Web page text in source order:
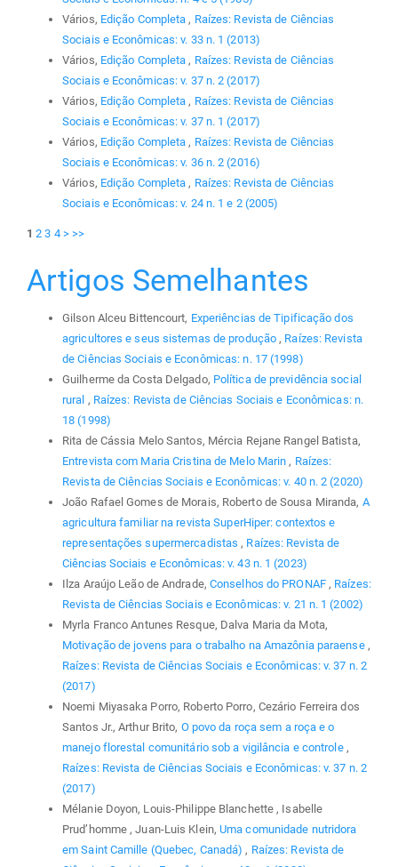
Vários, Edição Completa , Raízes: Revista de Ciências
Sociais e Econômicas: v. 33 n. 1 (2013)
Vários, Edição Completa , Raízes: Revista de Ciências
Sociais e Econômicas: v. 37 n. 2 (2017)
Vários, Edição Completa , Raízes: Revista de Ciências
Sociais e Econômicas: v. 37 n. 1 (2017)
Vários, Edição Completa , Raízes: Revista de Ciências
Sociais e Econômicas: v. 36 n. 2 (2016)
Vários, Edição Completa , Raízes: Revista de Ciências
Sociais e Econômicas: v. 24 n. 1 e 2 (2005)
1 2 3 4 > >>
Artigos Semelhantes
Gilson Alceu Bittencourt, Experiências de Tipificação dos
agricultores e seus sistemas de produção , Raízes: Revista
de Ciências Sociais e Econômicas: n. 17 (1998)
Guilherme da Costa Delgado, Política de previdência social
rural , Raízes: Revista de Ciências Sociais e Econômicas: n.
18 (1998)
Rita de Cássia Melo Santos, Mércia Rejane Rangel Batista,
Entrevista com Maria Cristina de Melo Marin , Raízes:
Revista de Ciências Sociais e Econômicas: v. 40 n. 2 (2020)
João Rafael Gomes de Morais, Roberto de Sousa Miranda, A
agricultura familiar na revista SuperHiper: contextos e
representações supermercadistas , Raízes: Revista de
Ciências Sociais e Econômicas: v. 43 n. 1 (2023)
Ilza Araújo Leão de Andrade, Conselhos do PRONAF , Raízes:
Revista de Ciências Sociais e Econômicas: v. 21 n. 1 (2002)
Myrla Franco Antunes Resque, Dalva Maria da Mota,
Motivação de jovens para o trabalho na Amazônia paraense ,
Raízes: Revista de Ciências Sociais e Econômicas: v. 37 n. 2
(2017)
Noemi Miyasaka Porro, Roberto Porro, Cezário Ferreira dos
Santos Jr., Arthur Brito, O povo da roça sem a roça e o
manejo florestal comunitário sob a vigilância e controle ,
Raízes: Revista de Ciências Sociais e Econômicas: v. 37 n. 2
(2017)
Mélanie Doyon, Louis-Philippe Blanchette , Isabelle
Prud’homme , Juan-Luis Klein,Uma comunidade nutridora
em Saint Camille (Quebec, Canadá) , Raízes: Revista de